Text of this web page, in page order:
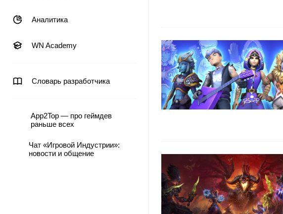
Аналитика
WN Academy
Словарь разработчика
App2Top — про геймдев
раньше всех
Чат «Игровой Индустрии»:
новости и общение